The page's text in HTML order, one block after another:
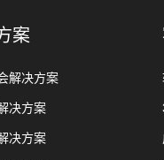
案
解决方案
决方案
决方案